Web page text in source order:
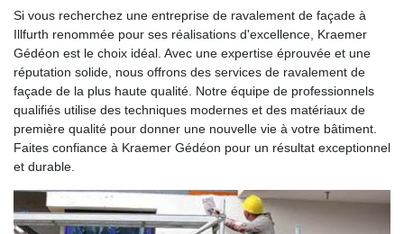
Si vous recherchez une entreprise de ravalement de façade à
Illfurth renommée pour ses réalisations d'excellence, Kraemer
Gédéon est le choix idéal. Avec une expertise éprouvée et une
réputation solide, nous offrons des services de ravalement de
façade de la plus haute qualité. Notre équipe de professionnels
qualifiés utilise des techniques modernes et des matériaux de
première qualité pour donner une nouvelle vie à votre bâtiment.
Faites confiance à Kraemer Gédéon pour un résultat exceptionnel
et durable.